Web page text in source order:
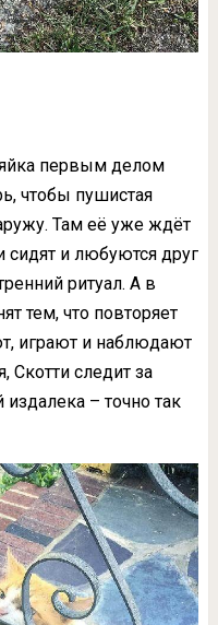
первым делом
чтобы пушистая
Там её уже ждёт
сидят и любуются друг
ритуал. А в
тем, что повторяет
играют и наблюдают
Скотти следит за
– точно так